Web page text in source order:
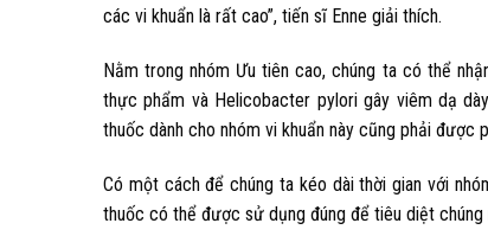
các vi khuẩn là rất cao”, tiến sĩ Enne giải thích.
Nằm trong nhóm Ưu tiên cao, chúng ta có thể
thực phẩm và Helicobacter pylori gây viêm dạ
thuốc dành cho nhóm vi khuẩn này cũng phải được
Có một cách để chúng ta kéo dài thời gian với
thuốc có thể được sử dụng đúng để tiêu diệt